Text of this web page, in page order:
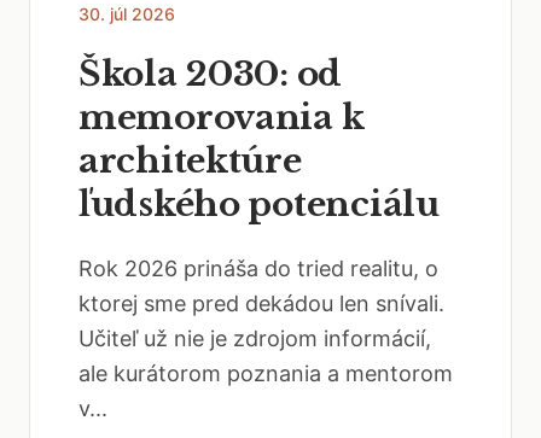
30. júl 2026
Škola 2030: od
memorovania k
architektúre
ľudského potenciálu
Rok 2026 prináša do tried realitu, o
ktorej sme pred dekádou len snívali.
Učiteľ už nie je zdrojom informácií,
ale kurátorom poznania a mentorom
v...